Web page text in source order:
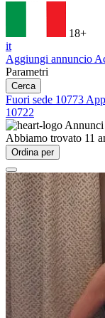
18+
it
Aggiungi annuncio
Parametri
Cerca
Fuori sede 10773
10722
Annunci
Abbiamo trovato 11
Ordina per